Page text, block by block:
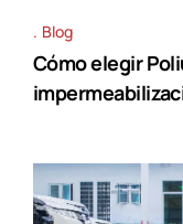
Blog
Cómo elegir